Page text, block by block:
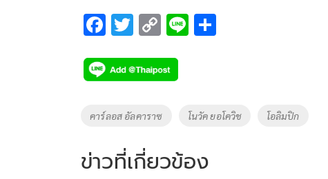
F
e
b
o
k
T
tt
er
C
p
y
Li
k
Li
Tags
คาร์ลอส อัลคาราซ โนวัค ยอโควิช โอลิมปิก
ข่าวที่เกี่ยวข้อง